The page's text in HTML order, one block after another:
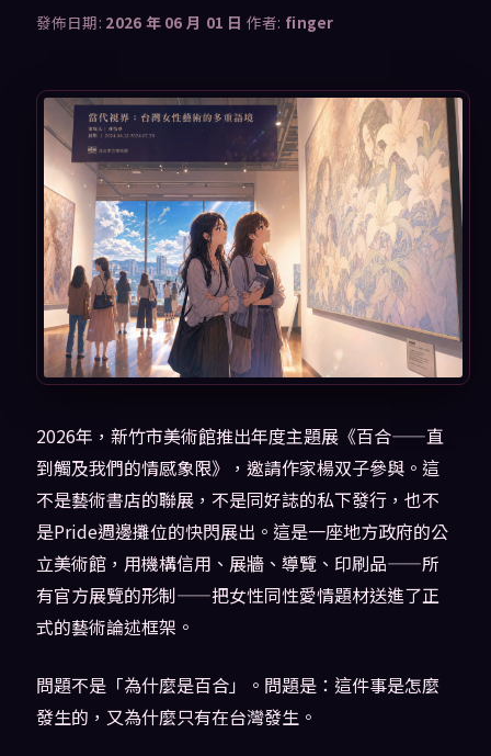
發佈日期: 2026 年 06 月 01 日 作者: finger
2026年，新竹市美術館推出年度主題展《百合——直
到觸及我們的情感象限》，邀請作家楊双子參與。這
不是藝術書店的聯展，不是同好誌的私下發行，也不
是Pride週邊攤位的快閃展出。這是一座地方政府的公
立美術館，用機構信用、展牆、導覽、印刷品——所
有官方展覽的形制——把女性同性愛情題材送進了正
式的藝術論述框架。
問題不是「為什麼是百合」。問題是：這件事是怎麼
發生的，又為什麼只有在台灣發生。